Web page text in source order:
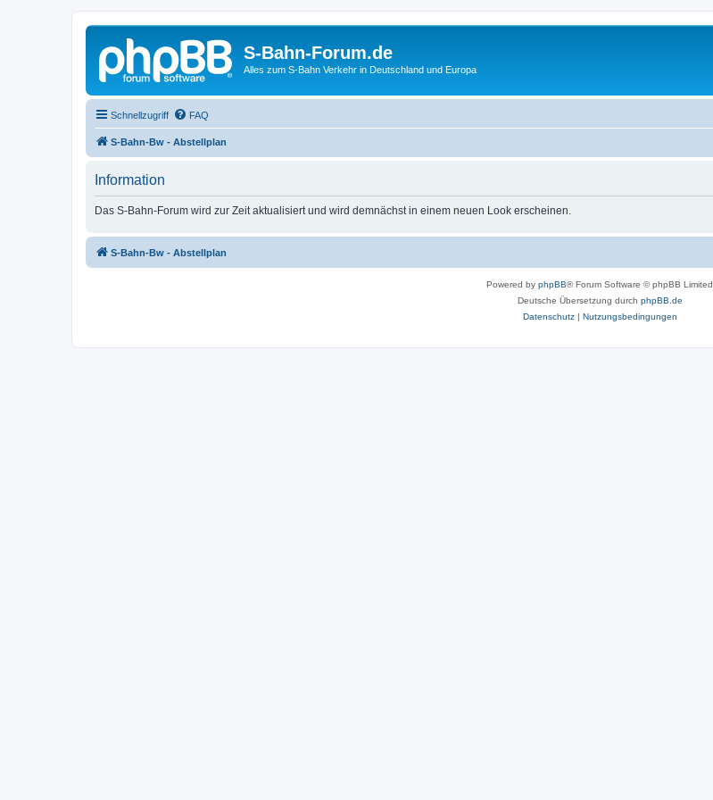
S-Bahn-Forum.de
Alles zum S-Bahn Verkehr in Deutschland und Europa
Schnellzugriff FAQ
S-Bahn-Bw - Abstellplan
Information
Das S-Bahn-Forum wird zur Zeit aktualisiert und wird demnächst in einem neuen Look erscheinen.
S-Bahn-Bw - Abstellplan
Powered by phpBB® Forum Software © phpBB Limited
Deutsche Übersetzung durch phpBB.de
Datenschutz| Nutzungsbedingungen